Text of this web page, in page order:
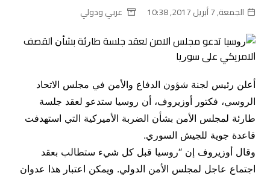
الجمعة, 7 أبريل 2017, 10:38 عربي ودولي
أعلن رئيس لجنة شؤون الدفاع والأمن في مجلس الاتحاد
الروسي، فكتور أوزيروف، أن روسيا ستدعو لعقد جلسة
طارئة ل‍مجلس الأمن بشأن الضربة الأميركية التي استهدفت
قاعدة جوية للجيش السوري.
وقال أوزيروف إن “روسيا قبل كل شيء ستطالب بعقد
اجتماع عاجل لمجلس الأمن الدولي. ويمكن اعتبار هذا عدوان